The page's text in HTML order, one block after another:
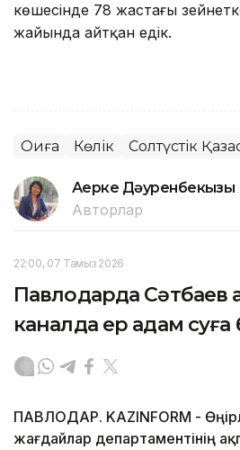
көшесінде 78 жастағы
жайында айтқан едік.
Оқиға Көлік Солтүстік
Ақерке Дәуренбекқызы
Авторлар
22:00, 07 Тамыз 2026
Павлодарда Сәтбаев
каналда ер адам суға
ПАВЛОДАР. KAZINFORM -
жағдайлар департаментінің